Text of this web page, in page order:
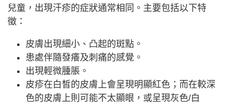
兒童，出現汗疹的症狀通常相同。主要包括以下特
徵：
皮膚出現細小、凸起的斑點。
患處伴隨發癢及刺痛的感覺。
出現輕微腫脹。
皮疹在白皙的皮膚上會呈現明顯紅色；而在較深
色的皮膚上則可能不太顯眼，或呈現灰色/白